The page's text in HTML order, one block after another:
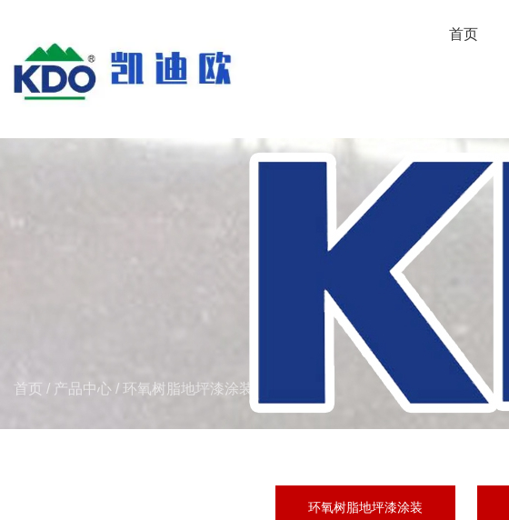
首页
首页 / 产品中心 / 环氧树脂地坪漆涂装
环氧树脂地坪漆涂装